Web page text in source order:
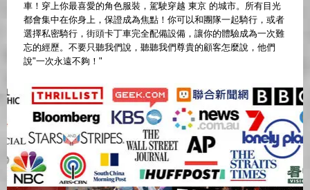
車！穿上你最喜愛的角色服裝，駕駛穿越 東京 的城市。所有目光
都會集中在你身上，保證成為焦點！你可以和團隊一起騎行，或者
選擇私密騎行，街頭卡丁車完全配備設備，讓你的體驗成為一次難
忘的經歷。不要只聽我們說，聽聽我們尊貴的顧客怎麼說，他們
說"一次永遠不夠！"